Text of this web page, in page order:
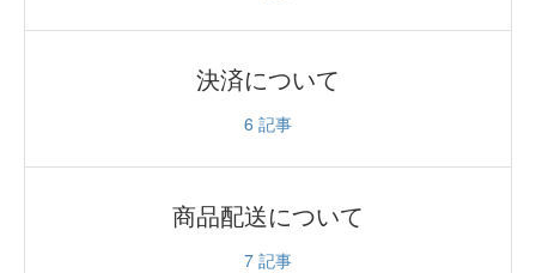
決済について
6 記事
商品配送について
7 記事